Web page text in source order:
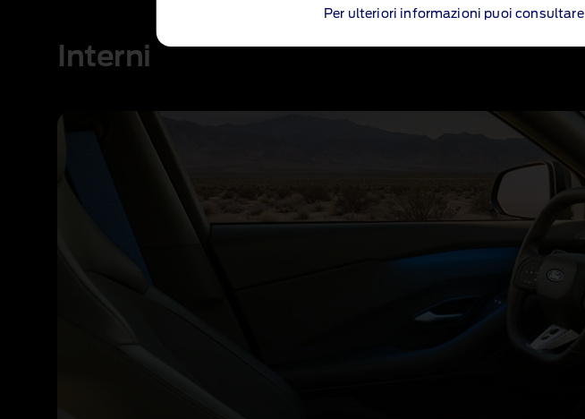
Per ulteriori informazioni puoi
Interni